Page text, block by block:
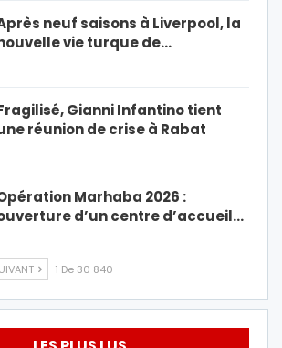
neuf saisons à Liverpool, la
vie turque de…
Gianni Infantino tient
réunion de crise à Rabat
Marhaba 2026 :
d’un centre d’accueil…
1 De 30 840